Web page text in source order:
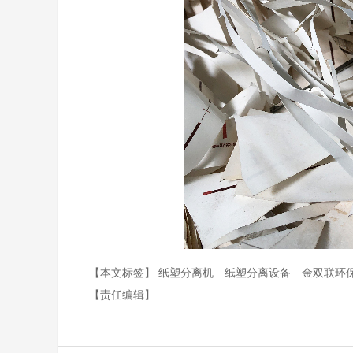
【本文标签】 纸塑分离机 纸塑分离设备
金双联环
【责任编辑】